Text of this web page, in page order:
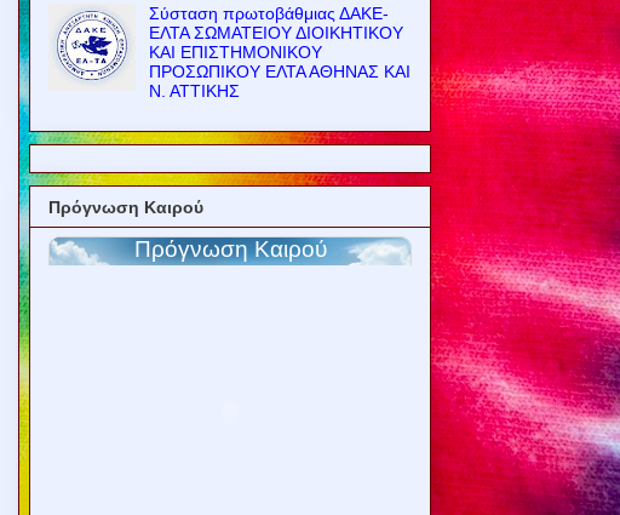
Σύσταση πρωτοβάθμιας ΔΑΚΕ-
ΕΛΤΑ ΣΩΜΑΤΕΙΟΥ ΔΙΟΙΚΗΤΙΚΟΥ
ΚΑΙ ΕΠΙΣΤΗΜΟΝΙΚΟΥ
ΠΡΟΣΩΠΙΚΟΥ ΕΛΤΑ ΑΘΗΝΑΣ ΚΑΙ
Ν. ΑΤΤΙΚΗΣ
Πρόγνωση Καιρού